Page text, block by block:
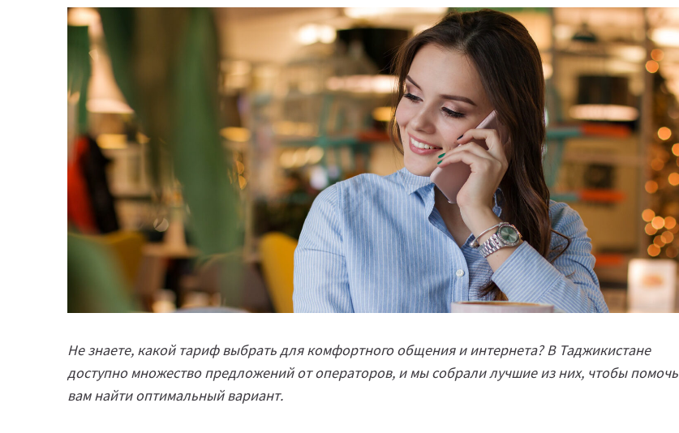
Не знаете, какой тариф выбрать для комфортного общения и интернета? В Таджикистане
доступно множество предложений от операторов, и мы собрали лучшие из них, чтобы помочь
вам найти оптимальный вариант.